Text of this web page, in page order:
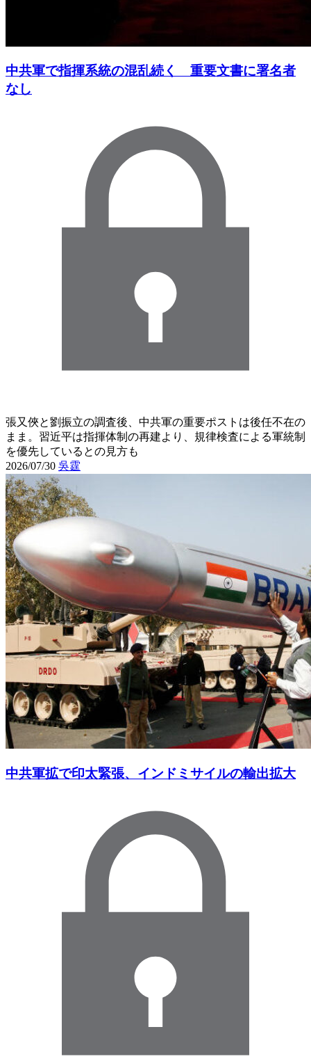
中共軍で指揮系統の混乱続く 重要文書に署名者
なし
張又俠と劉振立の調査後、中共軍の重要ポストは後任不在の
まま。習近平は指揮体制の再建より、規律検査による軍統制
を優先しているとの見方も
2026/07/30 吳霆
中共軍拡で印太緊張、インドミサイルの輸出拡大